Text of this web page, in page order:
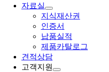
자료실
지식재산권
인증서
납품실적
제품카탈로그
견적상담
고객지원